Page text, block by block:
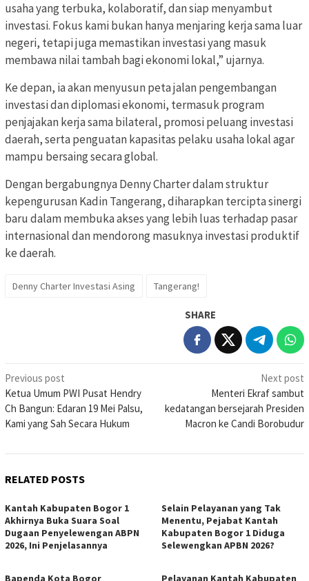
usaha yang terbuka, kolaboratif, dan siap menyambut
investasi. Fokus kami bukan hanya menjaring kerja sama luar
negeri, tetapi juga memastikan investasi yang masuk
membawa nilai tambah bagi ekonomi lokal,” ujarnya.
Ke depan, ia akan menyusun peta jalan pengembangan
investasi dan diplomasi ekonomi, termasuk program
penjajakan kerja sama bilateral, promosi peluang investasi
daerah, serta penguatan kapasitas pelaku usaha lokal agar
mampu bersaing secara global.
Dengan bergabungnya Denny Charter dalam struktur
kepengurusan Kadin Tangerang, diharapkan tercipta sinergi
baru dalam membuka akses yang lebih luas terhadap pasar
internasional dan mendorong masuknya investasi produktif
ke daerah.
Denny Charter Investasi Asing Tangerang!
SHARE
Post
navigation
Previous post
Ketua Umum PWI Pusat Hendry
Ch Bangun: Edaran 19 Mei Palsu,
Kami yang Sah Secara Hukum
Next post
Menteri Ekraf sambut
kedatangan bersejarah Presiden
Macron ke Candi Borobudur
RELATED POSTS
Kantah Kabupaten Bogor 1
Akhirnya Buka Suara Soal
Dugaan Penyelewengan ABPN
2026, Ini Penjelasannya
Selain Pelayanan yang Tak
Menentu, Pejabat Kantah
Kabupaten Bogor 1 Diduga
Selewengkan APBN 2026?
Bapenda Kota Bogor
Pelayanan Kantah Kabupaten